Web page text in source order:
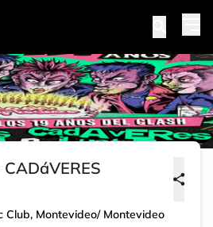
Club, Montevideo/ Montevideo